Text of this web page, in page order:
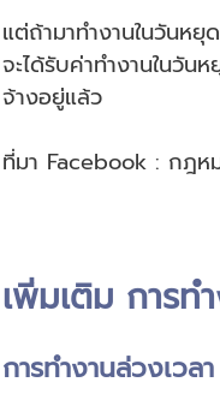
แต่ถ้ามาทำงานในวันห
จะได้รับค่าทำงานในวัน
จ้างอยู่แล้ว
ที่มา Facebook : กฎห
เพิ่มเติม การท
การทำงานล่วงเวล